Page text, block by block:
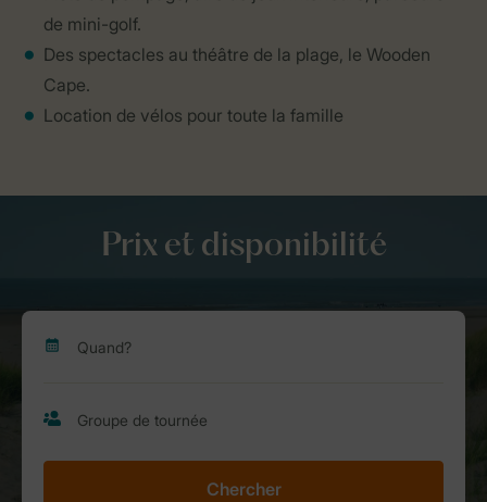
de mini-golf.
Des spectacles au théâtre de la plage, le Wooden
Cape.
Location de vélos pour toute la famille
Prix et disponibilité
Chercher